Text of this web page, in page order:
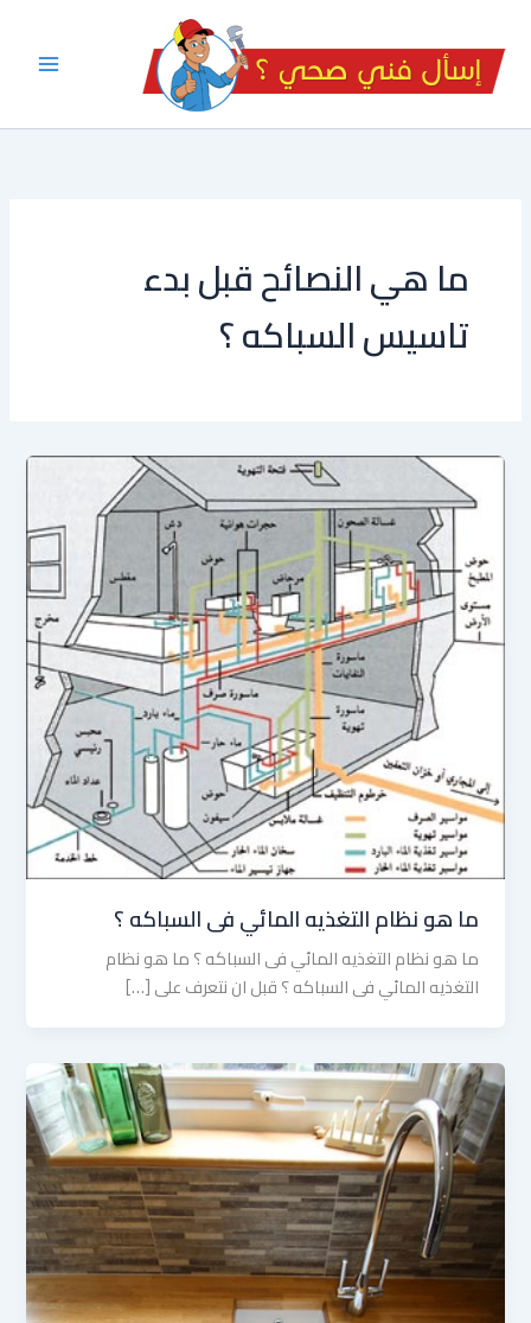
المحتوى
ما هي النصائح قبل بدء
تاسيس السباكه ؟
ما هو نظام التغذيه المائي فى السباكه ؟
ما هو نظام التغذيه المائي فى السباكه ؟ ما هو نظام
التغذيه المائي فى السباكه ؟ قبل ان نتعرف على […]